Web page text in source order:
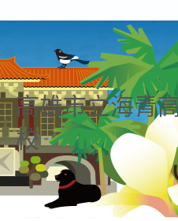
高雄市立海青
校